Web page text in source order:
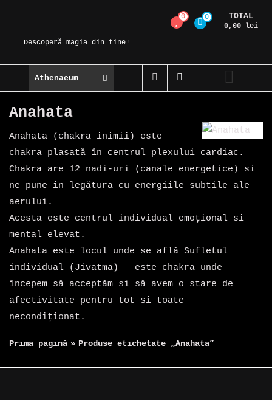
contentDescoperă magia din tine!
0 0 TOTAL
0,00 lei
Athenaeum
Anahata
Anahata (chakra inimii) este
chakra plasată în centrul plexului cardiac.
Chakra are 12 nadi-uri (canale energetice) si
ne pune in legătura cu energiile subtile ale
aerului.
Acesta este centrul individual emoțional si
mental elevat.
Anahata este locul unde se află Sufletul
individual (Jivatma) – este chakra unde
începem să acceptăm si să avem o stare de
afectivitate pentru tot si toate
necondiționat.
Prima pagină » Produse etichetate „Anahata”